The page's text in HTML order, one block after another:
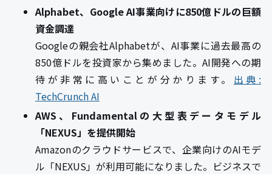
Alphabet、Google AI事業向けに850億ドルの巨額
資金調達
Googleの親会社Alphabetが、AI事業に過去最高の
850億ドルを投資家から集めました。AI開発への期
待が非常に高いことが分かります。 出典:
TechCrunch AI
AWS、Fundamentalの大型表データモデル
「NEXUS」を提供開始
Amazonのクラウドサービスで、企業向けのAIモデ
ル「NEXUS」が利用可能になりました。ビジネスで